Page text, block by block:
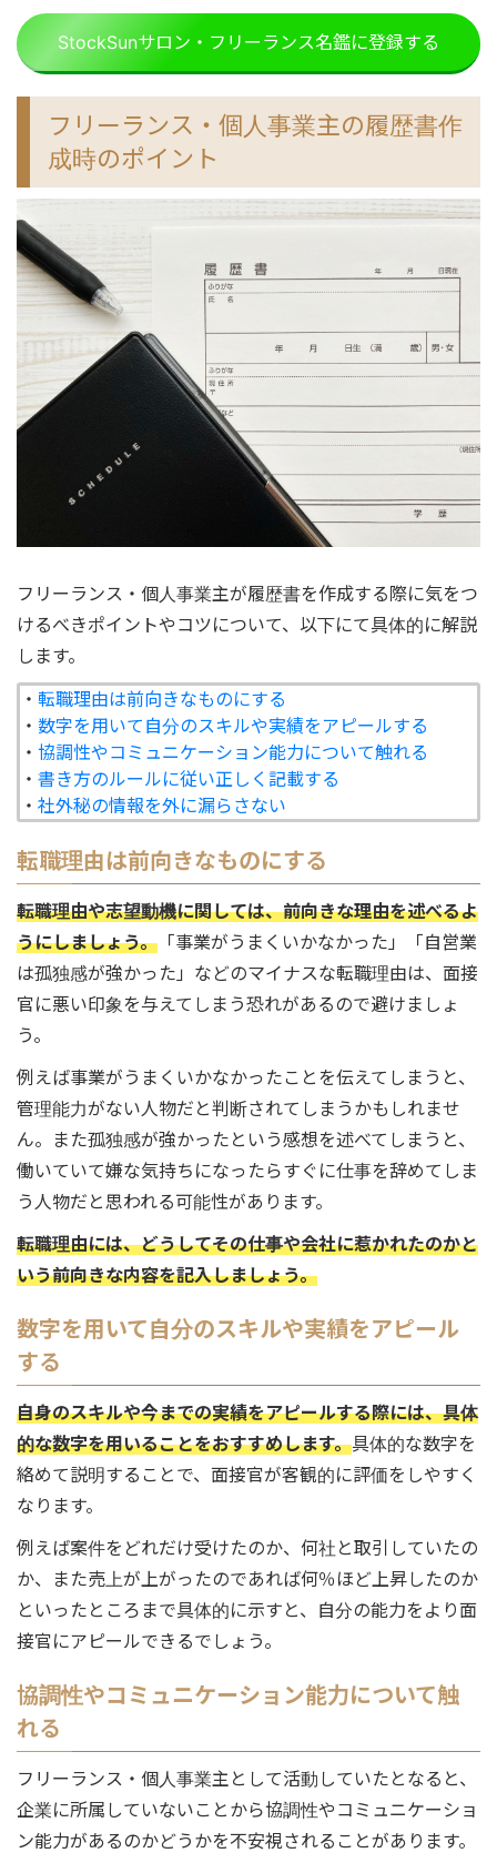
StockSunサロン・フリーランス名鑑に登録する
フリーランス・個人事業主の履歴書作
成時のポイント
フリーランス・個人事業主が履歴書を作成する際に気をつ
けるべきポイントやコツについて、以下にて具体的に解説
します。
・ 転職理由は前向きなものにする
・ 数字を用いて自分のスキルや実績をアピールする
・ 協調性やコミュニケーション能力について触れる
・ 書き方のルールに従い正しく記載する
・ 社外秘の情報を外に漏らさない
転職理由は前向きなものにする
転職理由や志望動機に関しては、前向きな理由を述べるよ
うにしましょう。 「事業がうまくいかなかった」「自営業
は孤独感が強かった」などのマイナスな転職理由は、面接
官に悪い印象を与えてしまう恐れがあるので避けましょ
う。
例えば事業がうまくいかなかったことを伝えてしまうと、
管理能力がない人物だと判断されてしまうかもしれませ
ん。また孤独感が強かったという感想を述べてしまうと、
働いていて嫌な気持ちになったらすぐに仕事を辞めてしま
う人物だと思われる可能性があります。
転職理由には、どうしてその仕事や会社に惹かれたのかと
いう前向きな内容を記入しましょう。
数字を用いて自分のスキルや実績をアピール
する
自身のスキルや今までの実績をアピールする際には、具体
的な数字を用いることをおすすめします。具体的な数字を
絡めて説明することで、面接官が客観的に評価をしやすく
なります。
例えば案件をどれだけ受けたのか、何社と取引していたの
か、また売上が上がったのであれば何％ほど上昇したのか
といったところまで具体的に示すと、自分の能力をより面
接官にアピールできるでしょう。
協調性やコミュニケーション能力について触
れる
フリーランス・個人事業主として活動していたとなると、
企業に所属していないことから協調性やコミュニケーショ
ン能力があるのかどうかを不安視されることがあります。